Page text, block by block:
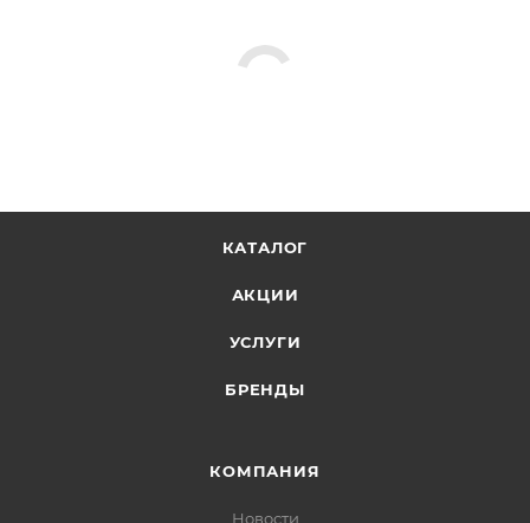
КАТАЛОГ
АКЦИИ
УСЛУГИ
БРЕНДЫ
КОМПАНИЯ
Новости